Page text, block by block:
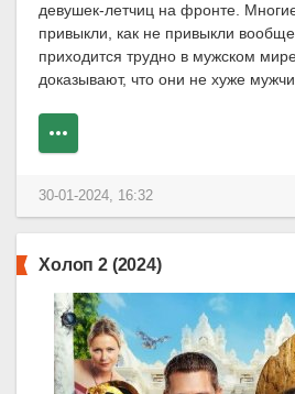
девушек-летчиц на фронте.
привыкли, как не привыкли
приходится трудно в мужском
доказывают, что они не хуже
30-01-2024, 16:32
Холоп 2 (2024)